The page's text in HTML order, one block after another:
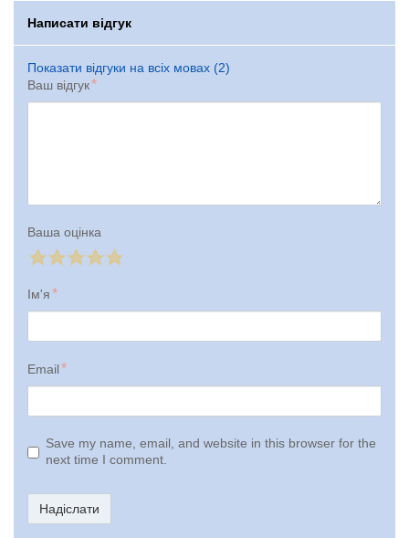
Написати відгук
Показати відгуки на всіх мовах (2)
Ваш відгук
Ваша оцінка
Ім'я
Email
Save my name, email, and website in this browser for the
next time I comment.
Надіслати